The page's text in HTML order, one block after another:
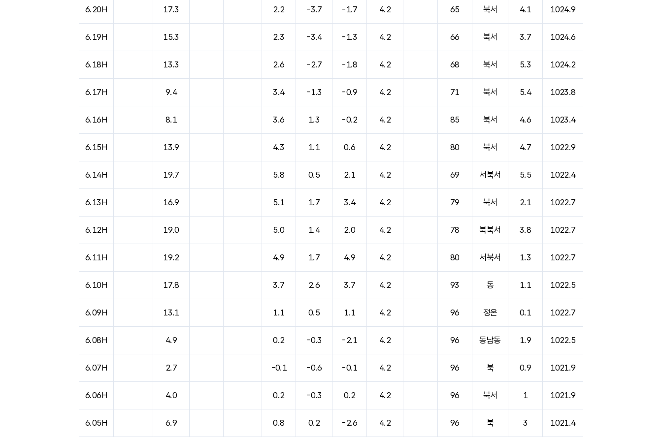
6.20H 17.3 2.2 -3.7 -1.7 4.2 65 북서 4.1 1024.9
6.19H 15.3 2.3 -3.4 -1.3 4.2 66 북서 3.7 1024.6
6.18H 13.3 2.6 -2.7 -1.8 4.2 68 북서 5.3 1024.2
6.17H 9.4 3.4 -1.3 -0.9 4.2 71 북서 5.4 1023.8
6.16H 8.1 3.6 1.3 -0.2 4.2 85 북서 4.6 1023.4
6.15H 13.9 4.3 1.1 0.6 4.2 80 북서 4.7 1022.9
6.14H 19.7 5.8 0.5 2.1 4.2 69 서북서 5.5 1022.4
6.13H 16.9 5.1 1.7 3.4 4.2 79 북서 2.1 1022.7
6.12H 19.0 5.0 1.4 2.0 4.2 78 북북서 3.8 1022.7
6.11H 19.2 4.9 1.7 4.9 4.2 80 서북서 1.3 1022.7
6.10H 17.8 3.7 2.6 3.7 4.2 93 동 1.1 1022.5
6.09H 13.1 1.1 0.5 1.1 4.2 96 정온 0.1 1022.7
6.08H 4.9 0.2 -0.3 -2.1 4.2 96 동남동 1.9 1022.5
6.07H 2.7 -0.1 -0.6 -0.1 4.2 96 북 0.9 1021.9
6.06H 4.0 0.2 -0.3 0.2 4.2 96 북서 1 1021.9
6.05H 6.9 0.8 0.2 -2.6 4.2 96 북 3 1021.4